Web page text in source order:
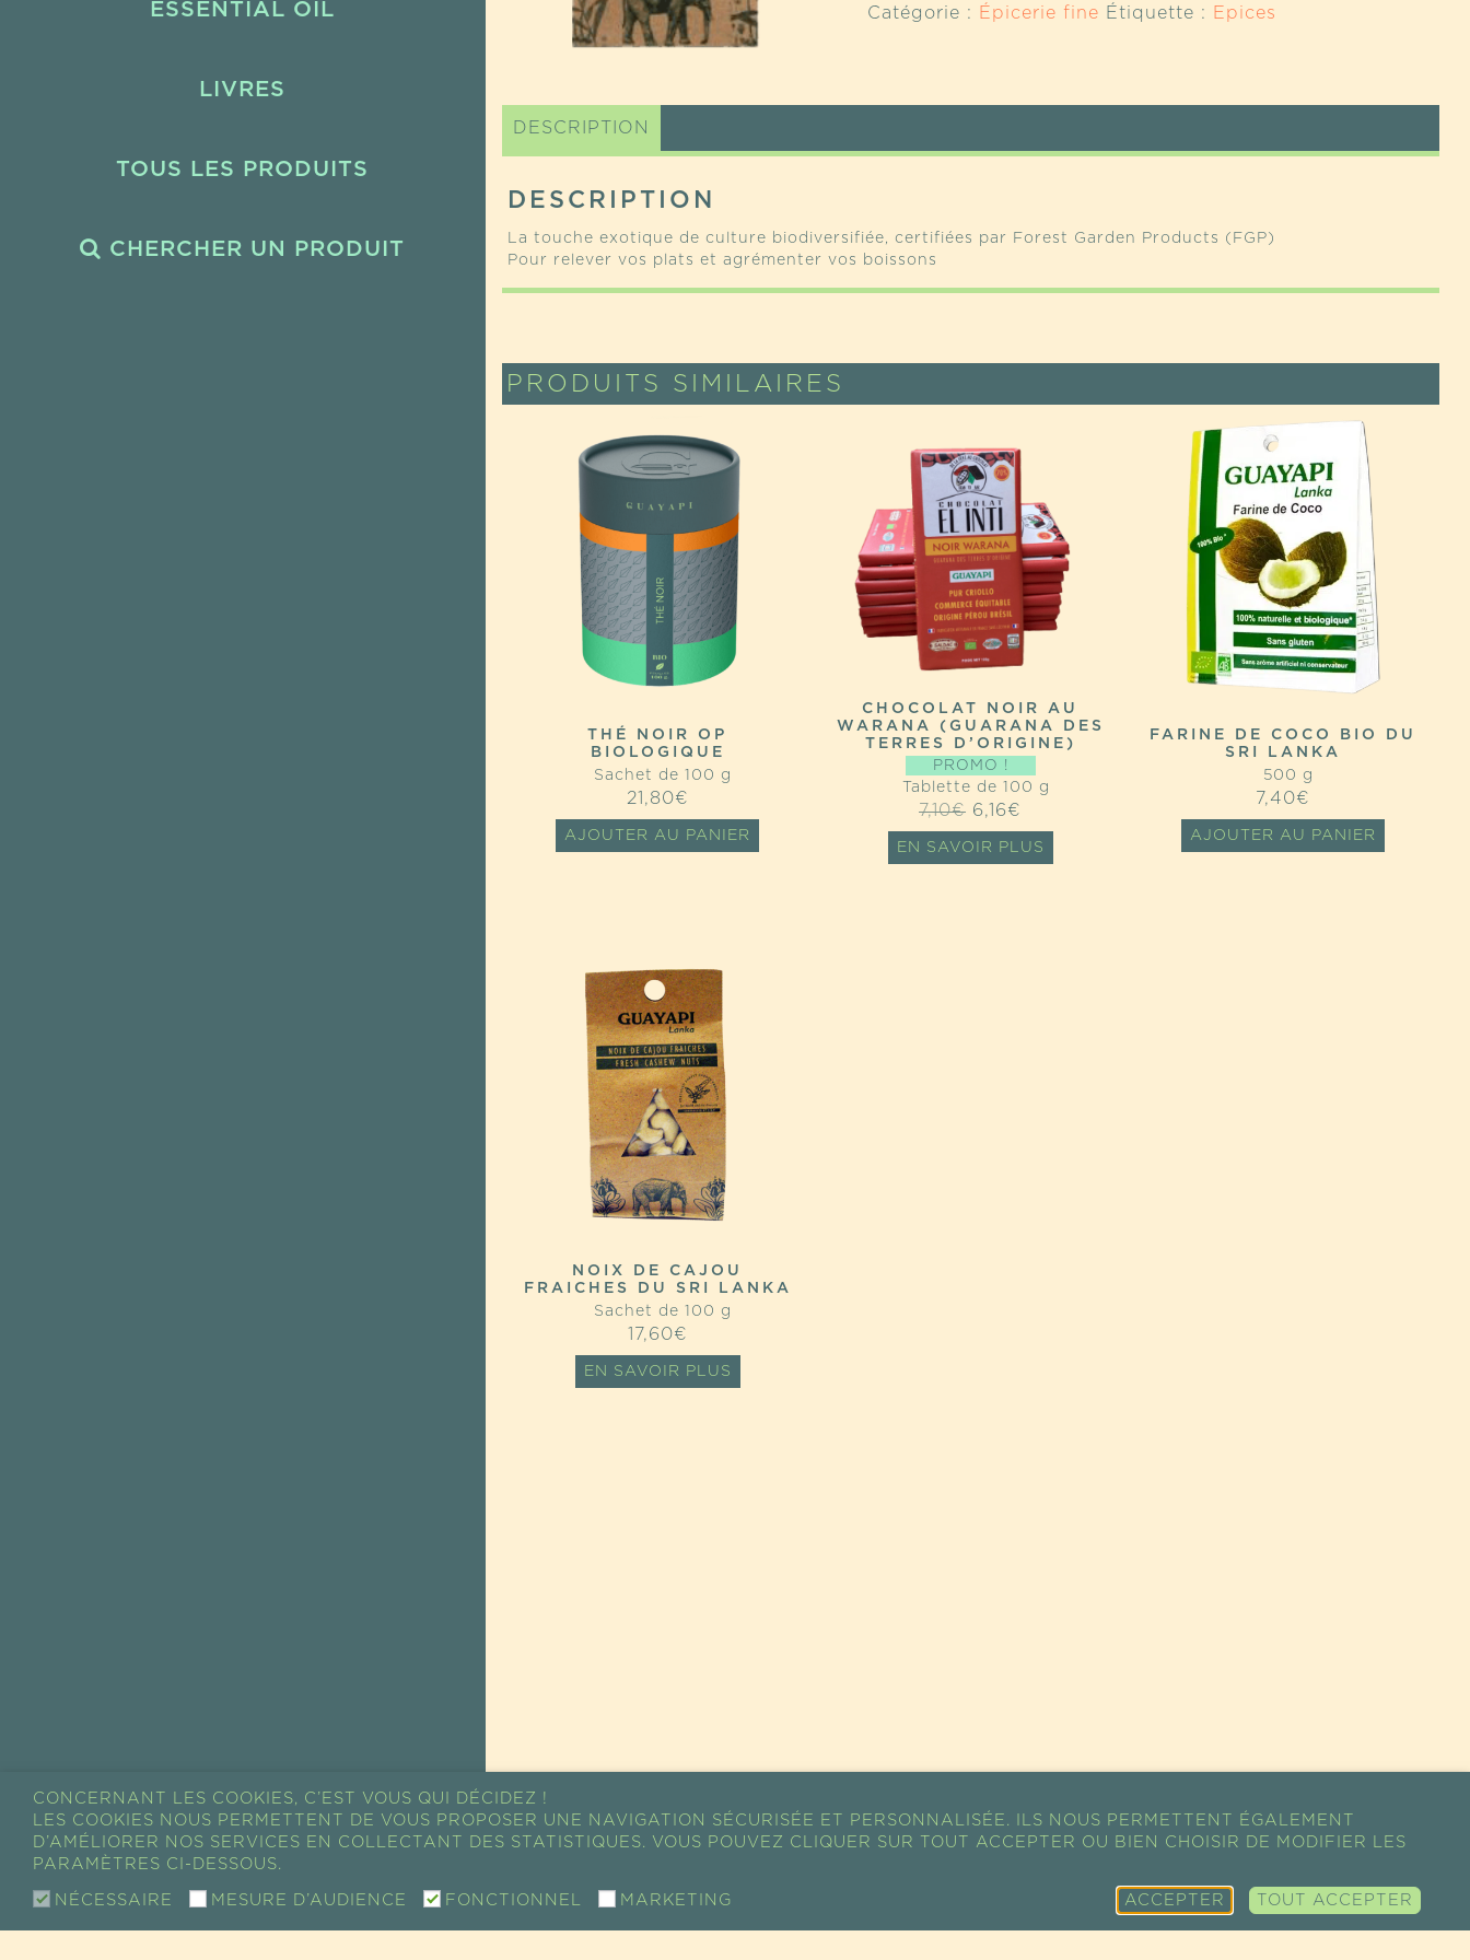
ESSENTIAL OIL
LIVRES
TOUS LES PRODUITS
CHERCHER UN PRODUIT
POUDRE
Catégorie : Épicerie fine Étiquette : Epices
DESCRIPTION
DESCRIPTION
La touche exotique de culture biodiversifiée, certifiées par Forest Garden Products (FGP)
Pour relever vos plats et agrémenter vos boissons
PRODUITS SIMILAIRES
THÉ NOIR OP
BIOLOGIQUE
Sachet de 100 g
21,80€
AJOUTER AU PANIER
CHOCOLAT NOIR AU
WARANA (GUARANA DES
TERRES D’ORIGINE)
PROMO !
Tablette de 100 g
7,10€ LE
PRIX
INITIAL
6,16€
PRIX
ACTUEL
EN SAVOIR PLUS
FARINE DE COCO BIO DU
SRI LANKA
500 g
7,40€
AJOUTER AU PANIER
NOIX DE CAJOU
FRAICHES DU SRI LANKA
Sachet de 100 g
17,60€
EN SAVOIR PLUS
CONCERNANT LES COOKIES, C’EST VOUS QUI DÉCIDEZ !
LES COOKIES NOUS PERMETTENT DE VOUS PROPOSER UNE NAVIGATION SÉCURISÉE ET PERSONNALISÉE. ILS NOUS PERMETTENT ÉGALEMENT
D’AMÉLIORER NOS SERVICES EN COLLECTANT DES STATISTIQUES. VOUS POUVEZ CLIQUER SUR TOUT ACCEPTER OU BIEN CHOISIR DE MODIFIER LES
PARAMÈTRES CI-DESSOUS.
NÉCESSAIRE MESURE D’AUDIENCE FONCTIONNEL MARKETING ACCEPTER TOUT ACCEPTER